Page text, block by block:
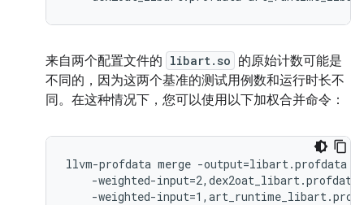
来自两个配置文件的 libart.so 的原始计数可能是
不同的，因为这两个基准的测试用例数和运行时长不
同。在这种情况下，您可以使用以下加权合并命令：
llvm-profdata merge -output=libart.profdata \
-weighted-input=2,dex2oat_libart.profdata
-weighted-